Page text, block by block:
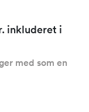
inkluderet i
med som en